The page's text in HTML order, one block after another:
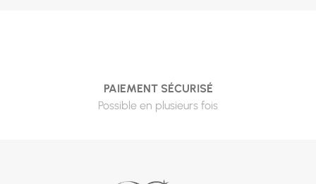
PAIEMENT SÉCURISÉ
Possible en plusieurs fois